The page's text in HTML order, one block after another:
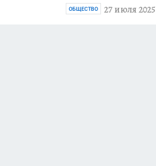
27 июля 2025
ОБЩЕСТВО